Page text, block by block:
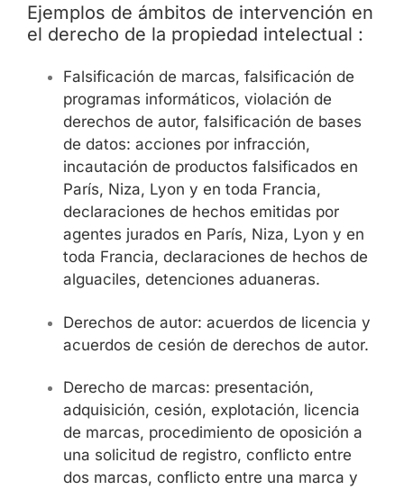
Ejemplos de ámbitos de intervención en
el derecho de la propiedad intelectual :
Falsificación de marcas, falsificación de
programas informáticos, violación de
derechos de autor, falsificación de bases
de datos: acciones por infracción,
incautación de productos falsificados en
París, Niza, Lyon y en toda Francia,
declaraciones de hechos emitidas por
agentes jurados en París, Niza, Lyon y en
toda Francia, declaraciones de hechos de
alguaciles, detenciones aduaneras.
Derechos de autor: acuerdos de licencia y
acuerdos de cesión de derechos de autor.
Derecho de marcas: presentación,
adquisición, cesión, explotación, licencia
de marcas, procedimiento de oposición a
una solicitud de registro, conflicto entre
dos marcas, conflicto entre una marca y